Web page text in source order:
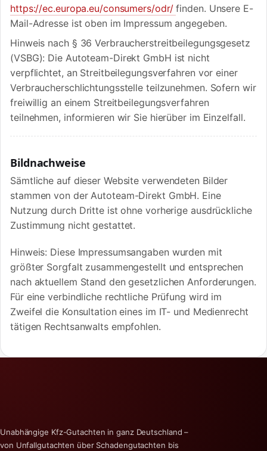
https://ec.europa.eu/consumers/odr/finden. Unsere E-
Mail-Adresse ist oben im Impressum angegeben.
Hinweis nach § 36 Verbraucherstreitbeilegungsgesetz
(VSBG): Die Autoteam-Direkt GmbH ist nicht
verpflichtet, an Streitbeilegungsverfahren vor einer
Verbraucherschlichtungsstelle teilzunehmen. Sofern wir
freiwillig an einem Streitbeilegungsverfahren
teilnehmen, informieren wir Sie hierüber im Einzelfall.
Bildnachweise
Sämtliche auf dieser Website verwendeten Bilder
stammen von der Autoteam-Direkt GmbH. Eine
Nutzung durch Dritte ist ohne vorherige ausdrückliche
Zustimmung nicht gestattet.
Hinweis: Diese Impressumsangaben wurden mit
größter Sorgfalt zusammengestellt und entsprechen
nach aktuellem Stand den gesetzlichen Anforderungen.
Für eine verbindliche rechtliche Prüfung wird im
Zweifel die Konsultation eines im IT- und Medienrecht
tätigen Rechtsanwalts empfohlen.
Unabhängige Kfz-Gutachten in ganz Deutschland –
von Unfallgutachten über Schadengutachten bis